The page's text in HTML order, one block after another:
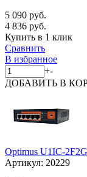
5 090 руб.
4 836 руб.
Купить в 1 клик
Сравнить
В избранное
+-
ДОБАВИТЬ В
Optimus U1IC-
Артикул: 20229